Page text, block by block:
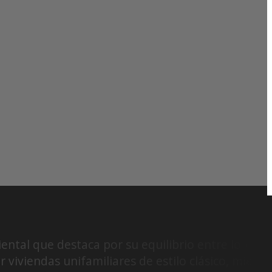
que destaca por su equilibrio entre lo
viviendas unifamiliares de estilo clásico,